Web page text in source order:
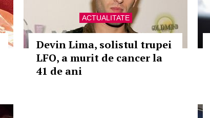
ACTUALITATE
Devin Lima, solistul trupei
LFO, a murit de cancer la
41 de ani